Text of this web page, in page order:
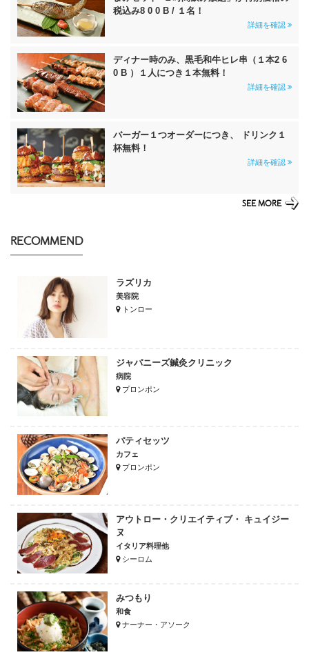
税込み8 0 0 B / １名！
詳細を確認
ディナー時のみ、黒毛和牛ヒレ串（１本2 6
0 B ）１人につき１本無料！
詳細を確認
バーガー１つオーダーにつき、 ドリンク１
杯無料！
詳細を確認
SEE MORE
RECOMMEND
ラズリカ
美容院
トンロー
ジャパニーズ鍼灸クリニック
病院
プロンポン
パティセッツ
カフェ
プロンポン
アウトロー・クリエイティブ・ キュイジー
ヌ
イタリア料理他
シーロム
みつもり
和食
ナーナー・アソーク